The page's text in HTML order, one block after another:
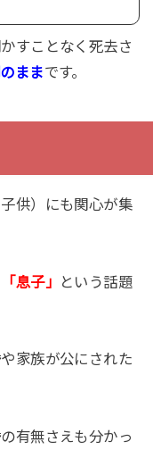
すことなく死去さ
ままです。
供）にも関心が集
「息子」
という話題
家族が公にされた
有無さえも分かっ